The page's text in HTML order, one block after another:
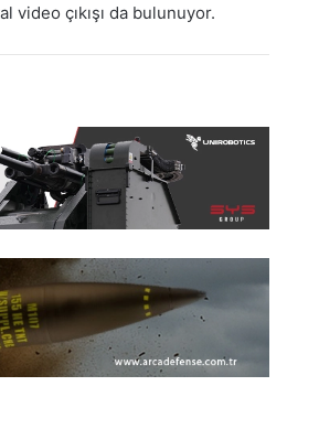
video çıkışı da bulunuyor.